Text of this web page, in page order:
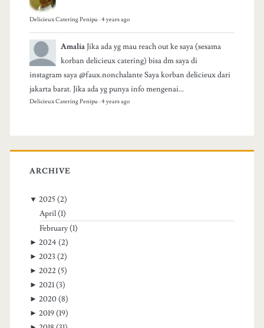
Delicieux Catering Penipu·4 years ago
Amalia Jika ada yg mau reach out ke saya (sesama
korban delicieux catering) bisa dm saya di
instagram saya @faux.nonchalante Saya korban delicieux dari
jakarta barat. Jika ada yg punya info mengenai...
Delicieux Catering Penipu·4 years ago
ARCHIVE
▼ 2025 (2)
April (1)
February (1)
► 2024 (2)
► 2023 (2)
► 2022 (5)
► 2021 (3)
► 2020 (8)
► 2019 (19)